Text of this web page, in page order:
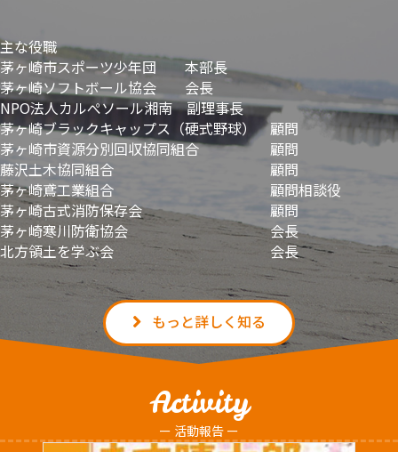
主な役職
茅ヶ崎市スポーツ少年団 本部長
茅ヶ崎ソフトボール協会 会長
NPO法人カルぺソール湘南 副理事長
茅ヶ崎ブラックキャップス（硬式野球） 顧問
茅ヶ崎市資源分別回収協同組合 顧問
藤沢土木協同組合 顧問
茅ヶ崎鳶工業組合 顧問相談役
茅ヶ崎古式消防保存会 顧問
茅ヶ崎寒川防衛協会 会長
北方領土を学ぶ会 会長
もっと詳しく知る
Activity
ー 活動報告 ー